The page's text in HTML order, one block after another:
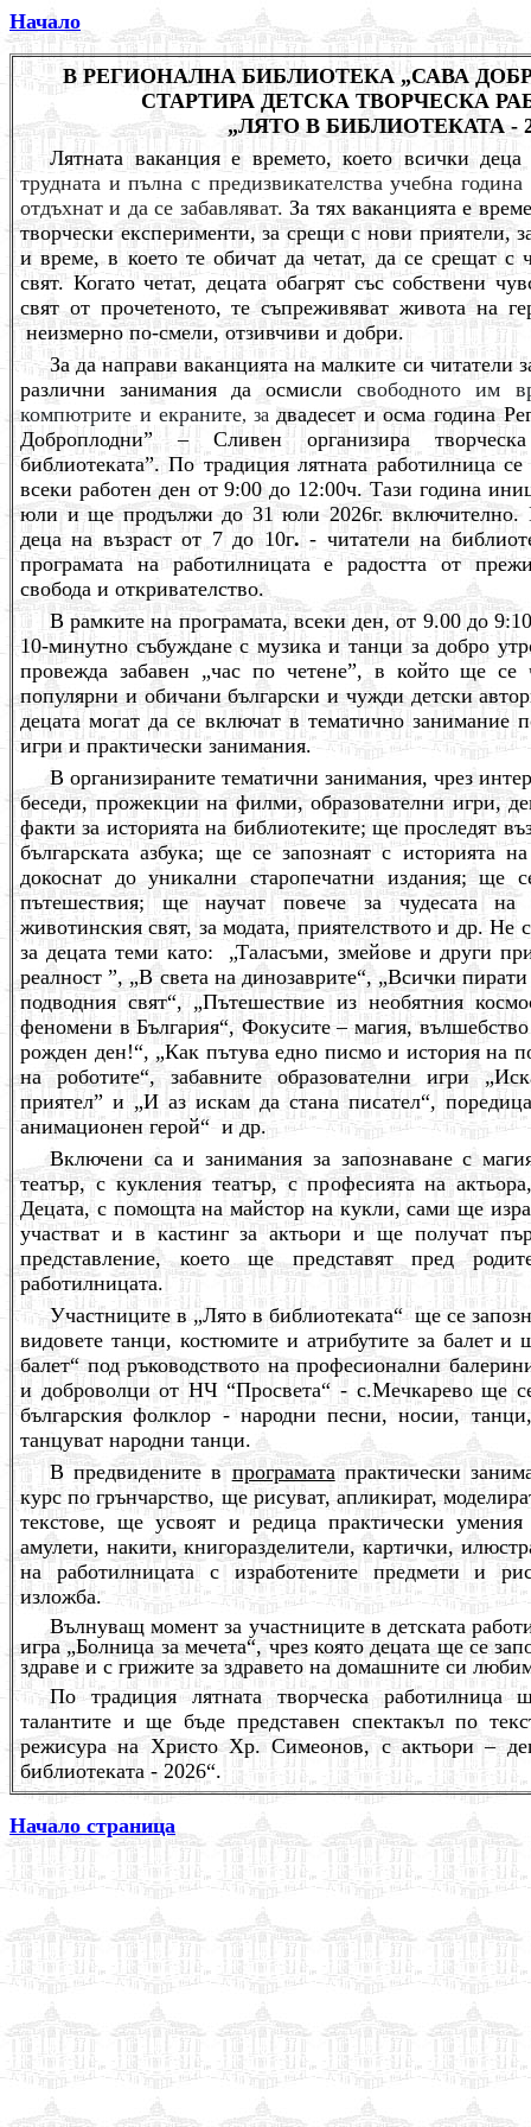
Начало
В РЕГИОНАЛНА БИБЛИОТЕКА „САВА
СТАРТИРА ДЕТСКА ТВОРЧЕСКА
„ЛЯТО В БИБЛИОТЕКАТА -
Лятната ваканция е времето, което всички деца
трудната и пълна с предизвикателства учебна
отдъхнат и да се забавляват.За тях ваканцията е
творчески експерименти, за срещи с нови приятели,
и време, в което те обичат да четат, да се срещат с
свят. Когато четат, децата обагрят със собствени
свят от прочетеното, те съпреживяват живота на
неизмерно по-смели, отзивчиви и добри.
За да направи ваканцията на малките си читатели
различни занимания да осмислисвободното им
компютрите и екраните, за двадесет и осма година
Доброплодни” – Сливен организира
библиотеката”. По традиция лятната работилница
всеки работен ден от 9:00 до 12:00ч. Тази година
юли и ще продължи до 31 юли 2026г. включително.
деца на възраст от 7 до 10г.- читатели на
програмата на работилницата е радостта от
свобода и откривателство.
В рамките на програмата, всеки ден, от 9.00 до
10-минутно събуждане с музика и танци за добро
провежда забавен „час по четене”, в който ще се
популярни и обичани български и чужди детски
децата могат да се включат в тематично
игри и практически занимания.
В организираните тематични занимания, чрез
беседи, прожекции на филми, образователни игри,
факти за историята на библиотеките; ще проследят
българската азбука; ще се запознаят с историята
докоснат до уникални старопечатни издания; ще
пътешествия; ще научат повече за чудесата на
животинския свят, за модата, приятелството и др.
за децата теми като: „Таласъми, змейове и други
реалност ”, „В света на динозаврите“, „Всички
подводния свят“, „Пътешествие из необятния
феномени в България“,Фокусите – магия,
рожден ден!“, „Как пътува едно писмо и история на
на роботите“, забавните образователни игри
приятел” и „И аз искам да стана писател“,
анимационен герой“ и др.
Включени са и занимания за запознаване с
театър, с кукления театър, с професията на
Децата, с помощта на майстор на кукли, сами ще
участват и в кастинг за актьори и ще получат
представление, което ще представят пред
работилницата.
Участниците в „Лято в библиотеката“ ще се
видовете танци, костюмите и атрибутите за балет
балет“ под ръководството на професионални
и доброволци от НЧ “Просвета“ - с.Мечкарево ще
българския фолклор - народни песни, носии,
танцуват народни танци.
В предвидените впрограматапрактически
курс по грънчарство, ще рисуват, апликират,
текстове, ще усвоят и редица практически
амулети, накити, книгоразделители, картички,
на работилницата с изработените предмети и
изложба.
Вълнуващ момент за участниците в детската
игра„Болница за мечета“, чрез която децата ще се
здраве и с грижите за здравето на домашните си
По традиция лятната творческа
талантите и ще бъде представен спектакълпо
режисура на Христо Хр. Симеонов, с актьори –
библиотеката - 2026“.
Начало страница